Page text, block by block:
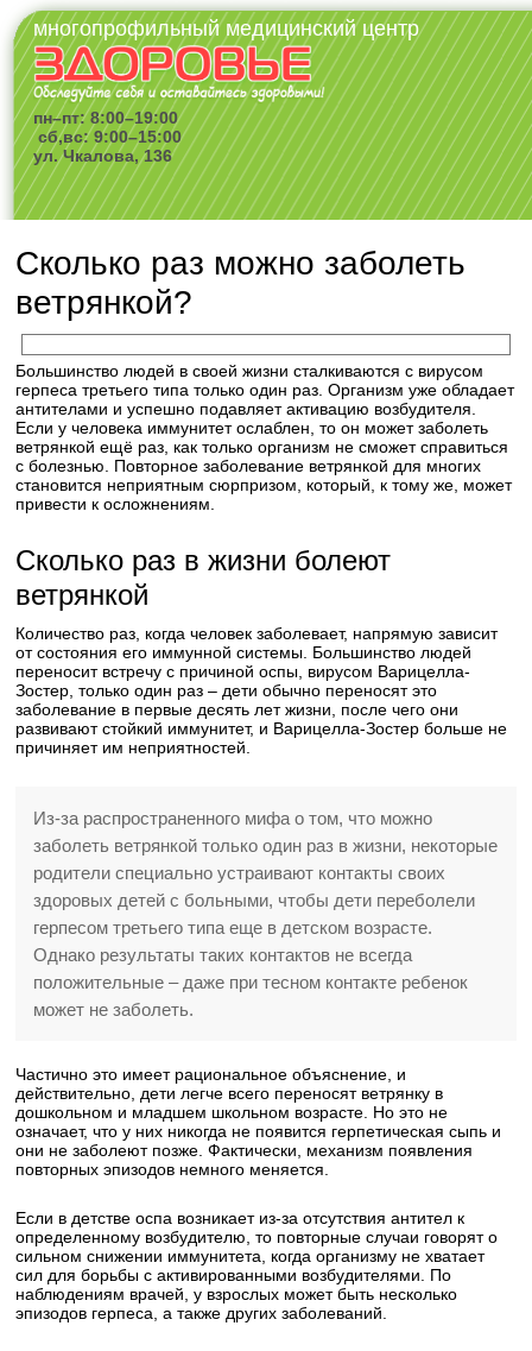
многопрофильный медицинский центр
пн–пт: 8:00–19:00
сб,вс: 9:00–15:00
ул. Чкалова, 136
Сколько раз можно заболеть
ветрянкой?
Большинство людей в своей жизни сталкиваются с вирусом
герпеса третьего типа только один раз. Организм уже обладает
антителами и успешно подавляет активацию возбудителя.
Если у человека иммунитет ослаблен, то он может заболеть
ветрянкой ещё раз, как только организм не сможет справиться
с болезнью. Повторное заболевание ветрянкой для многих
становится неприятным сюрпризом, который, к тому же, может
привести к осложнениям.
Сколько раз в жизни болеют
ветрянкой
Количество раз, когда человек заболевает, напрямую зависит
от состояния его иммунной системы. Большинство людей
переносит встречу с причиной оспы, вирусом Варицелла-
Зостер, только один раз – дети обычно переносят это
заболевание в первые десять лет жизни, после чего они
развивают стойкий иммунитет, и Варицелла-Зостер больше не
причиняет им неприятностей.
Из-за распространенного мифа о том, что можно
заболеть ветрянкой только один раз в жизни, некоторые
родители специально устраивают контакты своих
здоровых детей с больными, чтобы дети переболели
герпесом третьего типа еще в детском возрасте.
Однако результаты таких контактов не всегда
положительные – даже при тесном контакте ребенок
может не заболеть.
Частично это имеет рациональное объяснение, и
действительно, дети легче всего переносят ветрянку в
дошкольном и младшем школьном возрасте. Но это не
означает, что у них никогда не появится герпетическая сыпь и
они не заболеют позже. Фактически, механизм появления
повторных эпизодов немного меняется.
Если в детстве оспа возникает из-за отсутствия антител к
определенному возбудителю, то повторные случаи говорят о
сильном снижении иммунитета,
когда организму не хватает
сил для борьбы с активированными возбудителями. По
наблюдениям врачей, у взрослых может быть несколько
эпизодов герпеса, а также других заболеваний.